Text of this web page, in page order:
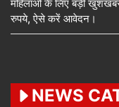
महिलाओं के लिए बड़ी
रुपये, ऐसे करें आवेदन।
NEWS